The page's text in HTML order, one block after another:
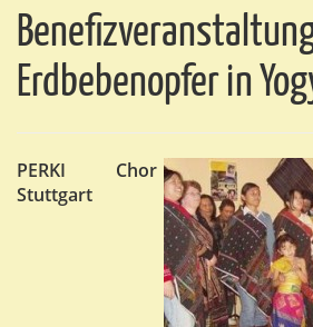
Erdbebenopfer in
PERKI Chor
Stuttgart